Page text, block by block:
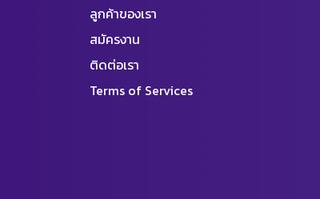
ลูกค้าของเรา
สมัครงาน
ติดต่อเรา
Terms of Services